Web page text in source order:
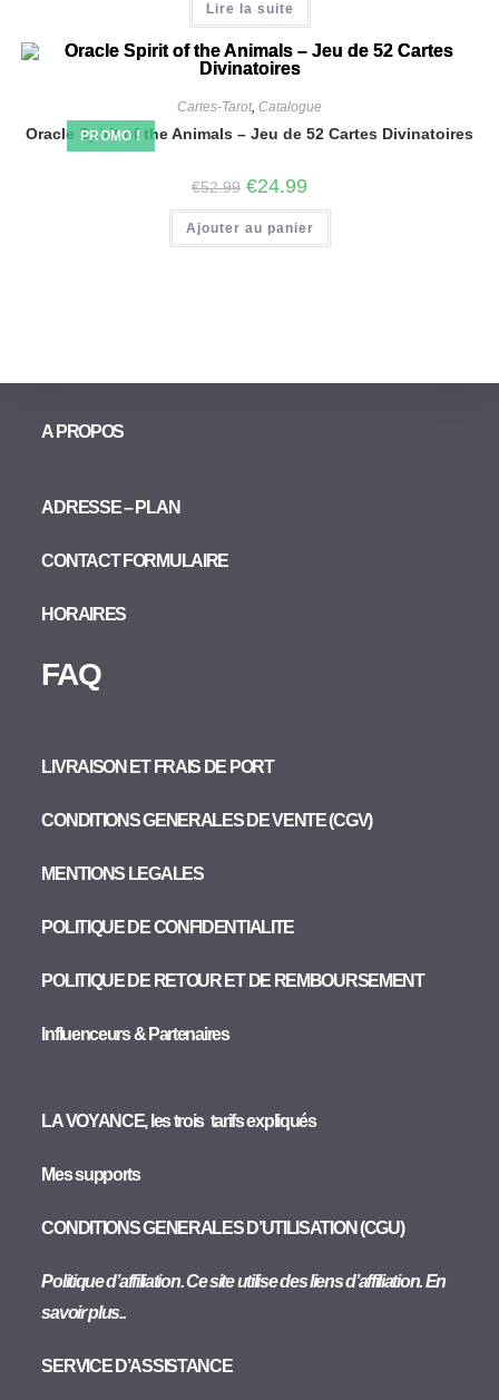
Lire la suite
PROMO !
Cartes-Tarot, Catalogue
Oracle Spirit of the Animals – Jeu de 52 Cartes Divinatoires
€52.99 €24.99
Ajouter au panier
A PROPOS
ADRESSE – PLAN
CONTACT FORMULAIRE
HORAIRES
FAQ
LIVRAISON ET FRAIS DE PORT
CONDITIONS GENERALES DE VENTE (CGV)
MENTIONS LEGALES
POLITIQUE DE CONFIDENTIALITE
POLITIQUE DE RETOUR ET DE REMBOURSEMENT
Influenceurs & Partenaires
LA VOYANCE, les trois tarifs expliqués
Mes supports
CONDITIONS GENERALES D’UTILISATION (CGU)
Politique d’affiliation. Ce site utilise des liens d’affiliation. En
savoir plus..
SERVICE D’ASSISTANCE